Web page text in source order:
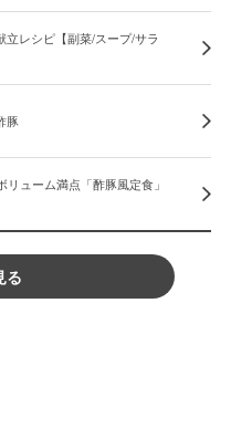
レシピ【副菜/スープ/サラ
豚
ューム満点「酢豚風定食」
る